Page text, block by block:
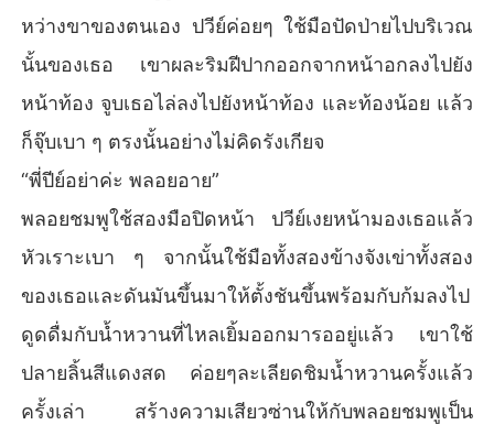
หว่างขาของตนเอง ปวีย์ค่อยๆ ใช้มือปัดป่ายไปบริเวณ
นั้นของเธอ เขาผละริมฝีปากออกจากหน้าอกลงไปยัง
หน้าท้อง จูบเธอไล่ลงไปยังหน้าท้อง และท้องน้อย แล้ว
ก็จุ๊บเบา ๆ ตรงนั้นอย่างไม่คิดรังเกียจ
“พี่ปีย์อย่าค่ะ พลอยอาย”
พลอยชมพูใช้สองมือปิดหน้า ปวีย์เงยหน้ามองเธอแล้ว
หัวเราะเบา ๆ จากนั้นใช้มือทั้งสองข้างจังเข่าทั้งสอง
ของเธอและดันมันขึ้นมาให้ตั้งชันขึ้นพร้อมกับก้มลงไป
ดูดดื่มกับน้ำหวานที่ไหลเยิ้มออกมารออยู่แล้ว เขาใช้
ปลายลิ้นสีแดงสด ค่อยๆละเลียดชิมน้ำหวานครั้งแล้ว
ครั้งเล่า สร้างความเสียวซ่านให้กับพลอยชมพูเป็น